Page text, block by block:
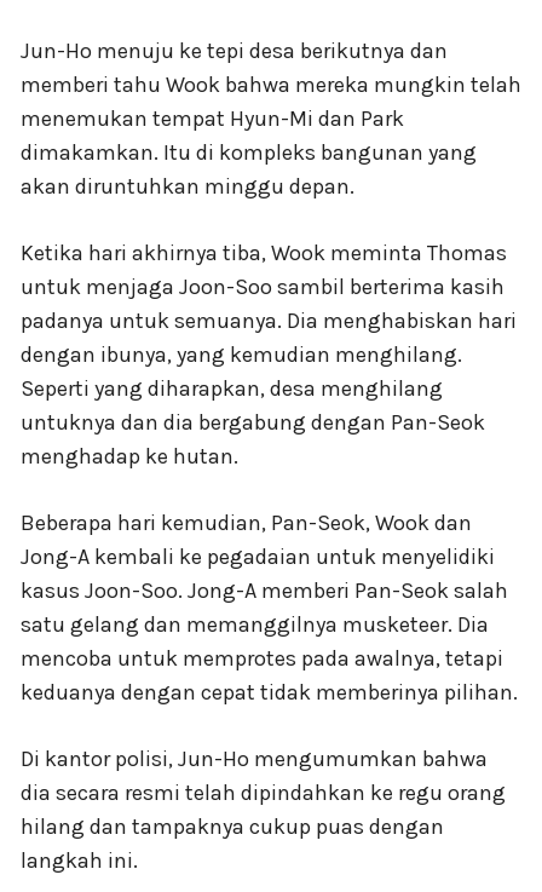
Jun-Ho menuju ke tepi desa berikutnya dan
memberi tahu Wook bahwa mereka mungkin telah
menemukan tempat Hyun-Mi dan Park
dimakamkan. Itu di kompleks bangunan yang
akan diruntuhkan minggu depan.
Ketika hari akhirnya tiba, Wook meminta Thomas
untuk menjaga Joon-Soo sambil berterima kasih
padanya untuk semuanya. Dia menghabiskan hari
dengan ibunya, yang kemudian menghilang.
Seperti yang diharapkan, desa menghilang
untuknya dan dia bergabung dengan Pan-Seok
menghadap ke hutan.
Beberapa hari kemudian, Pan-Seok, Wook dan
Jong-A kembali ke pegadaian untuk menyelidiki
kasus Joon-Soo. Jong-A memberi Pan-Seok salah
satu gelang dan memanggilnya musketeer. Dia
mencoba untuk memprotes pada awalnya, tetapi
keduanya dengan cepat tidak memberinya pilihan.
Di kantor polisi, Jun-Ho mengumumkan bahwa
dia secara resmi telah dipindahkan ke regu orang
hilang dan tampaknya cukup puas dengan
langkah ini.